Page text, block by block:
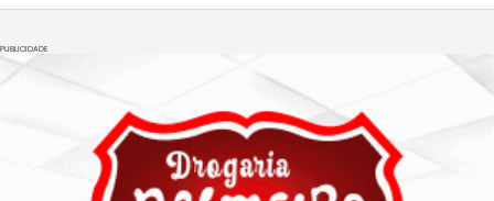
PUBLICIDADE